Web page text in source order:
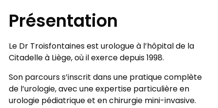
Présentation
Le Dr Troisfontaines est urologue à l’hôpital de la
Citadelle à Liège, où il exerce depuis 1998.
Son parcours s’inscrit dans une pratique complète
de l’urologie, avec une expertise particulière en
urologie pédiatrique et en chirurgie mini-invasive.